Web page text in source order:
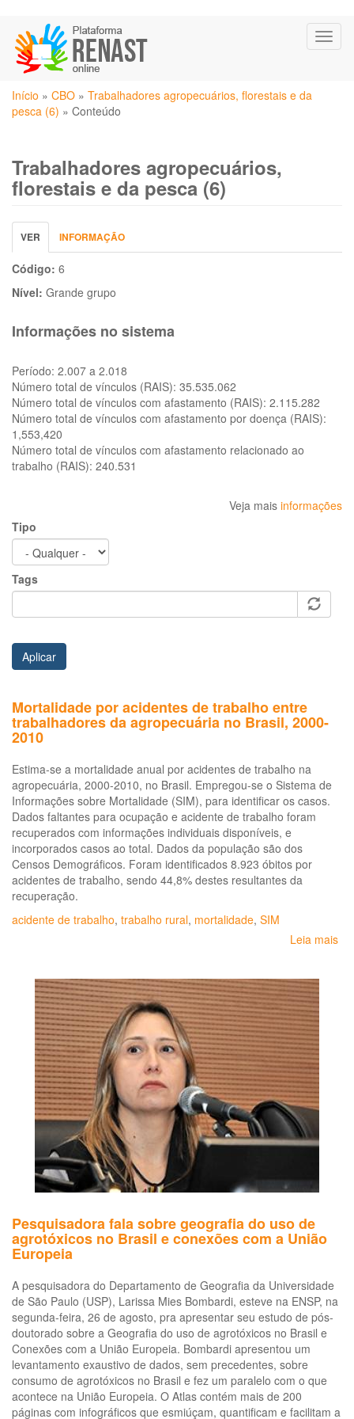
para
conteúdo
principal
Você
está
Início » CBO » Trabalhadores agropecuários, florestais e da
pesca (6) » Conteúdo
Trabalhadores agropecuários,
florestais e da pesca (6)
Abas
primárias
VER (ABA
ATIVA)
INFORMAÇÃO
Código: 6
Nível: Grande grupo
Informações no sistema
Período: 2.007 a 2.018
Número total de vínculos (RAIS): 35.535.062
Número total de vínculos com afastamento (RAIS): 2.115.282
Número total de vínculos com afastamento por doença (RAIS):
1,553,420
Número total de vínculos com afastamento relacionado ao
trabalho (RAIS): 240.531
Veja mais informações
Tipo
Tags
Aplicar
Mortalidade por acidentes de trabalho entre
trabalhadores da agropecuária no Brasil, 2000-
2010
Estima-se a mortalidade anual por acidentes de trabalho na
agropecuária, 2000-2010, no Brasil. Empregou-se o Sistema de
Informações sobre Mortalidade (SIM), para identificar os casos.
Dados faltantes para ocupação e acidente de trabalho foram
recuperados com informações individuais disponíveis, e
incorporados casos ao total. Dados da população são dos
Censos Demográficos. Foram identificados 8.923 óbitos por
acidentes de trabalho, sendo 44,8% destes resultantes da
recuperação.
acidente de trabalho, trabalho rural, mortalidade, SIM
Leia mais
Pesquisadora fala sobre geografia do uso de
agrotóxicos no Brasil e conexões com a União
Europeia
A pesquisadora do Departamento de Geografia da Universidade
de São Paulo (USP), Larissa Mies Bombardi, esteve na ENSP, na
segunda-feira, 26 de agosto, pra apresentar seu estudo de pós-
doutorado sobre a Geografia do uso de agrotóxicos no Brasil e
Conexões com a União Europeia. Bombardi apresentou um
levantamento exaustivo de dados, sem precedentes, sobre
consumo de agrotóxicos no Brasil e fez um paralelo com o que
acontece na União Europeia. O Atlas contém mais de 200
páginas com infográficos que esmiúçam, quantificam e facilitam a